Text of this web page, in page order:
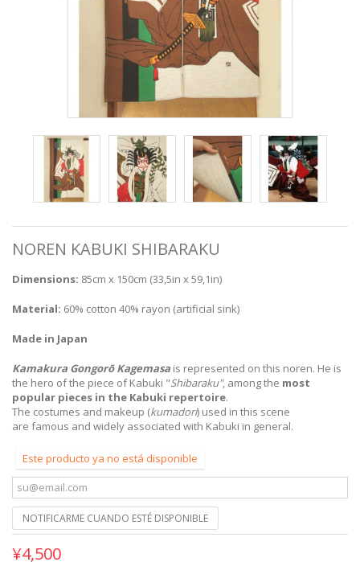
NOREN KABUKI SHIBARAKU
Dimensions: 85cm x 150cm (33,5in x 59,1in)
Material: 60% cotton 40% rayon (artificial sink)
Made in Japan
Kamakura Gongorō Kagemasa is represented on this noren. He is
the hero of the piece of Kabuki "Shibaraku", among the most
popular pieces in the Kabuki repertoire.
The costumes and makeup (kumadori) used in this scene
are famous and widely associated with Kabuki in general.
Este producto ya no está disponible
NOTIFICARME CUANDO ESTÉ DISPONIBLE
¥4,500